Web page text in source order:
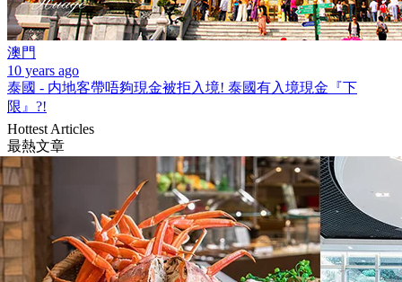
澳門
10 years ago
泰國 - 内地客帶唔夠現金被拒入境! 泰國有入境現金『下
限』?!
Hottest Articles
最熱文章